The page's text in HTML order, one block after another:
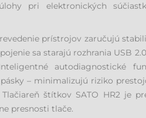
pri elektronických
prístrojov zaručujú
sa starajú rozhrania USB
autodiagnostické
– minimalizujú riziko
štítkov SATO HR2 je
presnosti tlače.